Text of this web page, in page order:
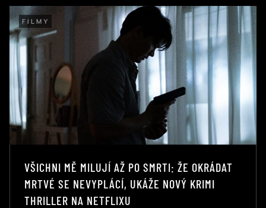
FILMY
VŠICHNI MĚ MILUJÍ AŽ PO SMRTI: ŽE OKRÁDAT
MRTVÉ SE NEVYPLÁCÍ, UKÁŽE NOVÝ KRIMI
THRILLER NA NETFLIXU